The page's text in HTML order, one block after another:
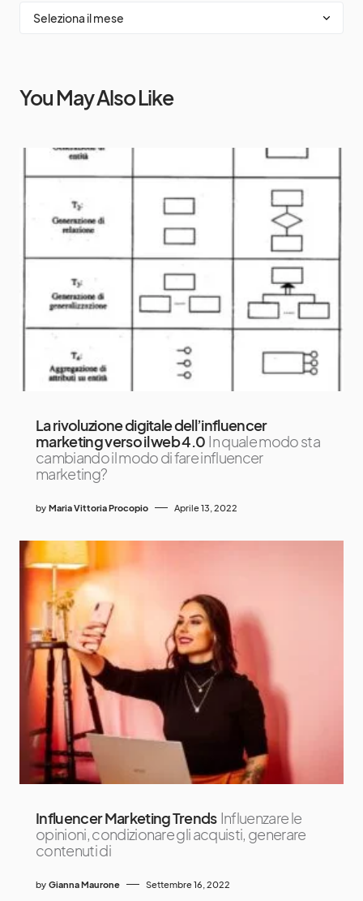
You May Also Like
La rivoluzione digitale dell’influencer
marketing verso il web 4.0 In quale modo sta
cambiando il modo di fare influencer
marketing?
by Maria Vittoria Procopio Aprile 13, 2022
Influencer Marketing Trends Influenzare le
opinioni, condizionare gli acquisti, generare
contenuti di
by Gianna Maurone Settembre 16, 2022